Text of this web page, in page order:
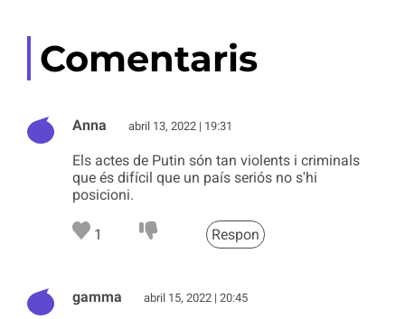
Comentaris
Anna abril 13, 2022 | 19:31
Els actes de Putin són tan violents i criminals
que és difícil que un país seriós no s'hi
posicioni.
1 Respon
gamma abril 15, 2022 | 20:45